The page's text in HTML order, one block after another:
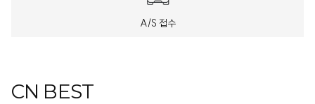
A/S 접수
CN BEST